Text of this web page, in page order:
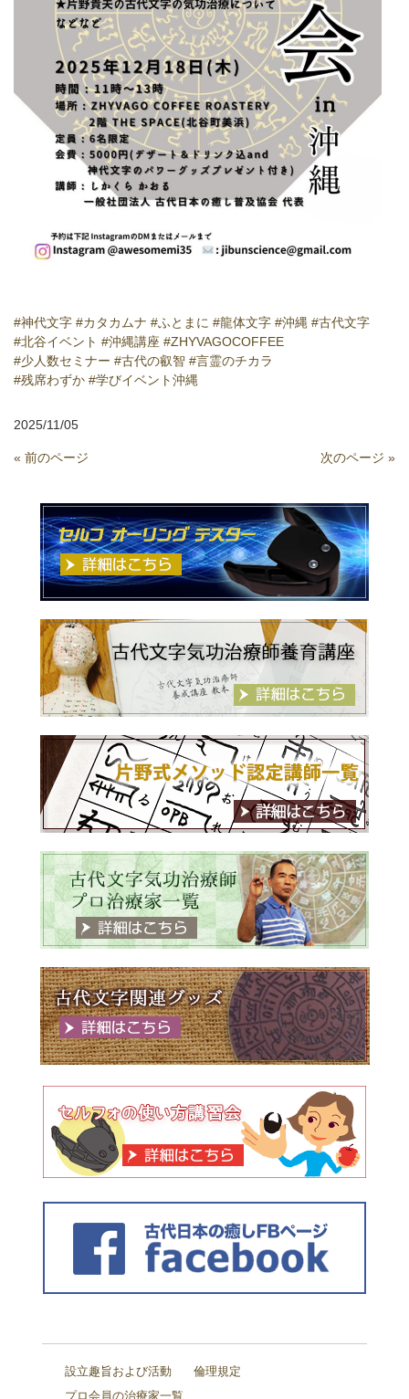
#神代文字 #カタカムナ #ふとまに #龍体文字 #沖縄 #古代文字
#北谷イベント #沖縄講座 #ZHYVAGOCOFFEE
#少人数セミナー #古代の叡智 #言霊のチカラ
#残席わずか #学びイベント沖縄
2025/11/05
« 前のページ 次のページ »
設立趣旨および活動
倫理規定
プロ会員の治療家一覧